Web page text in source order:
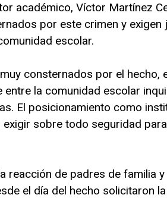
académico, Víctor Martínez
por este crimen y exigen
escolar.
consternados por el hecho,
entre la comunidad escolar
El posicionamiento como
exigir sobre todo seguridad
reacción de padres de familia
el día del hecho solicitaron